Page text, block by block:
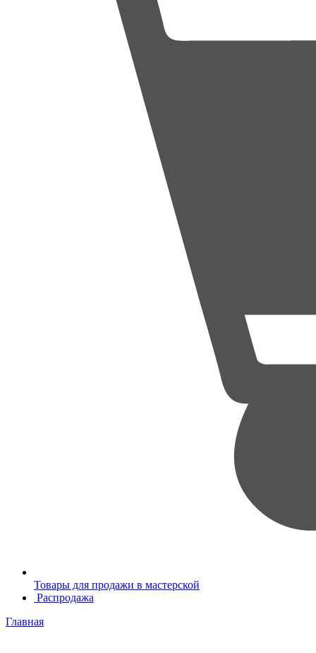
Товары для продажи в мастерской
Распродажа
Главная